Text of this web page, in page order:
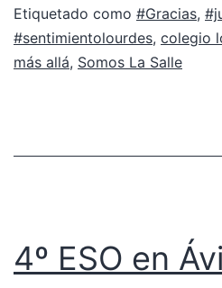
Etiquetado como #Gracias,
#sentimientolourdes, colegio
más allá, Somos La Salle
4º ESO en